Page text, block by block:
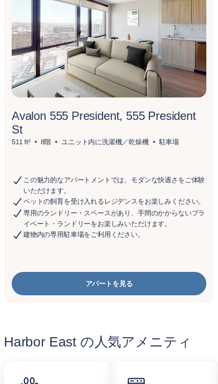
Avalon 555 President, 555 President
St
511 ft² 8階 ユニット内に洗濯機／乾燥機 駐車場
この魅力的なアパートメントでは、モダンな快適さをご体験
いただけます。
ペットの飼育を受け入れるレジデンスをお楽しみください。
専用のランドリー・スペースがあり、手間のかからないプラ
イベート・ランドリーをお楽しみいただけます。
建物内の専用駐車場をご利用ください。
アパートを見る
Harbor East の人気アメニティ